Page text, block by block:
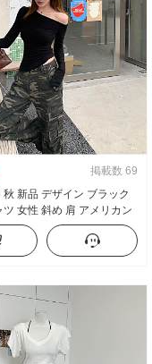
掲載数 69
新品 デザイン ブラック
ツ 女性 斜め 肩 アメリカン
クシースタイル オフショ
ショルダー トップス